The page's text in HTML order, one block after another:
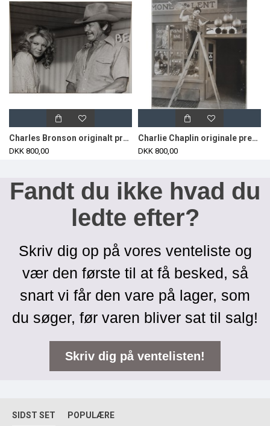
Charles Bronson originalt pressefoto
DKK 800,00
Charlie Chaplin originale pressefotos fra Statens Filmcentral 2stk
DKK 800,00
Fandt du ikke hvad du
ledte efter?
Skriv dig op på vores venteliste og
vær den første til at få besked, så
snart vi får den vare på lager, som
du søger, før varen bliver sat til salg!
Skriv dig på ventelisten!
SIDST SET POPULÆRE